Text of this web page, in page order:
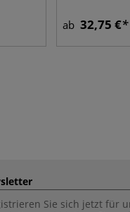
ab 32,75 €
Sie sich jetzt für